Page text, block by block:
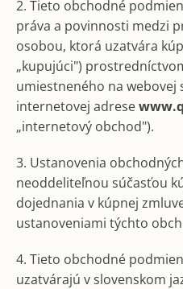
2. Tieto obchodné
práva a povinnosti medzi
osobou, ktorá uzatvára
„kupujúci")
umiestneného na
internetovej adrese
„internetový obchod").
3. Ustanovenia
neoddeliteľnou súčasťou
dojednania v kúpnej
ustanoveniami týchto
4. Tieto obchodné
uzatvárajú v slovenskom
ú
č
a
m
e